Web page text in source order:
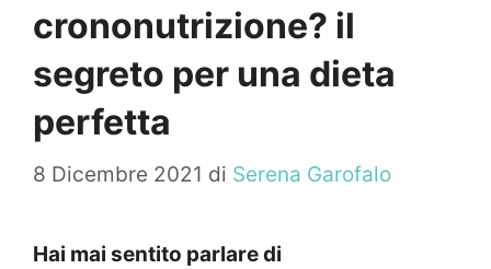
crononutrizione? il
segreto per una dieta
perfetta
8 Dicembre 2021 di Serena Garofalo
Hai mai sentito parlare di